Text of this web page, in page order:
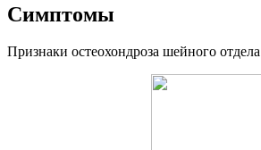
Симптомы
Признаки остеохондроза шейного